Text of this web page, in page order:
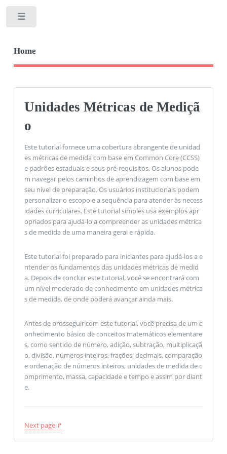
Home
Unidades Métricas de Mediçã
o
Este tutorial fornece uma cobertura abrangente de unidad
es métricas de medida com base em Common Core (CCSS)
e padrões estaduais e seus pré-requisitos. Os alunos pode
m navegar pelos caminhos de aprendizagem com base em
seu nível de preparação. Os usuários institucionais podem
personalizar o escopo e a sequência para atender às necess
idades curriculares. Este tutorial simples usa exemplos apr
opriados para ajudá-lo a compreender as unidades métrica
s de medida de uma maneira geral e rápida.
Este tutorial foi preparado para iniciantes para ajudá-los a e
ntender os fundamentos das unidades métricas de medid
a. Depois de concluir este tutorial, você se encontrará com
um nível moderado de conhecimento em unidades métrica
s de medida, de onde poderá avançar ainda mais.
Antes de prosseguir com este tutorial, você precisa de um c
onhecimento básico de conceitos matemáticos elementare
s, como sentido de número, adição, subtração, multiplicaçã
o, divisão, números inteiros, frações, decimais, comparação
e ordenação de números inteiros, unidades de medida de c
omprimento, massa, capacidade e tempo e assim por diant
e.
Next page ↱